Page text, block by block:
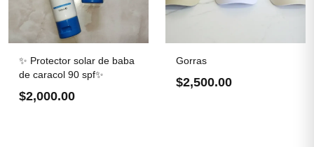
✨ Protector solar de baba
de caracol 90 spf✨
$2,000.00
Gorras
$2,500.00